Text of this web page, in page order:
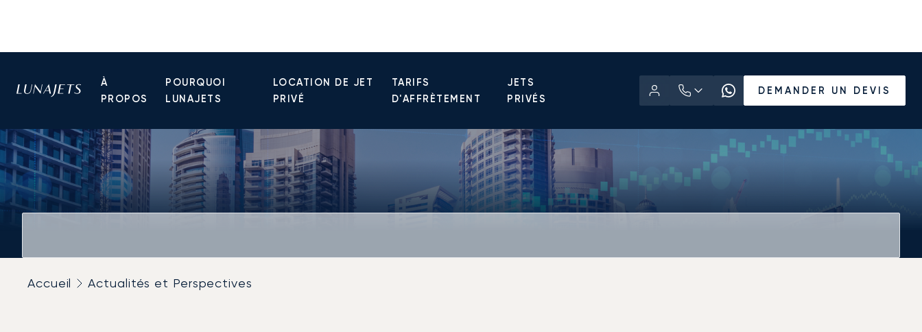
À
PROPOS
POURQUOI
LUNAJETS
LOCATION DE JET
PRIVÉ
TARIFS
D'AFFRÈTEMENT
JETS
PRIVÉS
DEMANDER UN DEVIS
Accueil Actualités et Perspectives